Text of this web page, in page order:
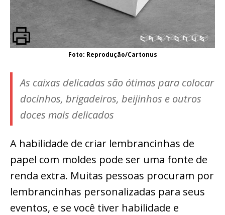
Foto: Reprodução/Cartonus
As caixas delicadas são ótimas para colocar
docinhos, brigadeiros, beijinhos e outros
doces mais delicados
A habilidade de criar lembrancinhas de
papel com moldes pode ser uma fonte de
renda extra. Muitas pessoas procuram por
lembrancinhas personalizadas para seus
eventos, e se você tiver habilidade e